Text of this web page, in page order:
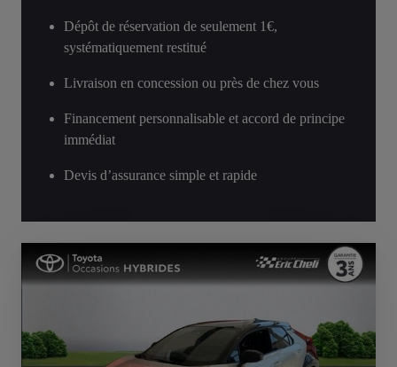
Dépôt de réservation de seulement 1€,
systématiquement restitué
Livraison en concession ou près de chez vous
Financement personnalisable et accord de principe
immédiat
Devis d’assurance simple et rapide